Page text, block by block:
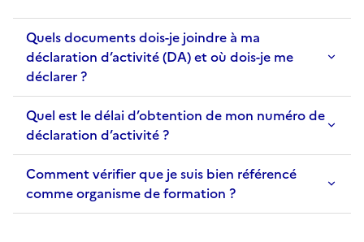
Quels documents dois-je joindre à ma
déclaration d’activité (DA) et où dois-je me
déclarer ?
Quel est le délai d’obtention de mon numéro de
déclaration d’activité ?
Comment vérifier que je suis bien référencé
comme organisme de formation ?